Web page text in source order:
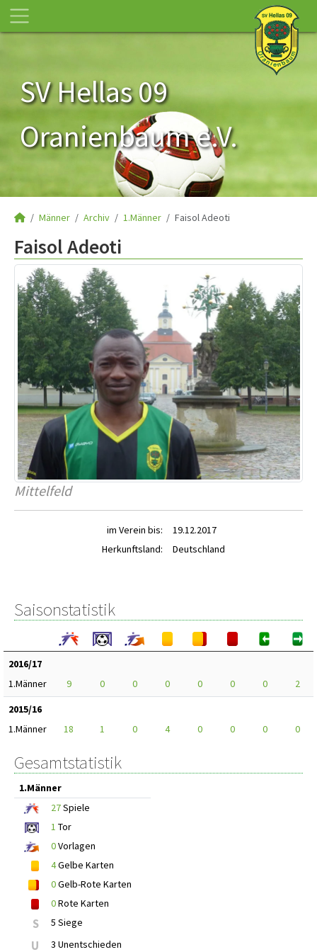
SV Hellas 09
Oranienbaum e.V.
Männer Archiv 1.Männer Faisol Adeoti
Faisol Adeoti
Mittelfeld
im Verein bis:
19.12.2017
Herkunftsland:
Deutschland
Saisonstatistik
2016/17
1.Männer
9 0 0 0 0 0 0
2
2015/16
1.Männer
18 1 0 4 0 0 0 0
Gesamtstatistik
1.Männer
27Spiele
1 Tor
0Vorlagen
4Gelbe Karten
0Gelb-Rote Karten
0Rote Karten
S 5 Siege
U 3 Unentschieden